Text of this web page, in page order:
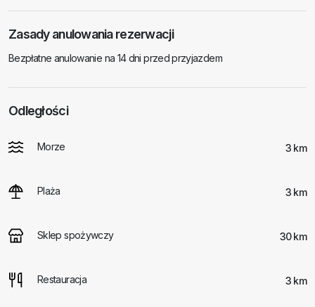
Zasady anulowania rezerwacji
Bezpłatne anulowanie na 14 dni przed przyjazdem
Odległości
Morze 3 km
Plaża 3 km
Sklep spożywczy 30 km
Restauracja 3 km